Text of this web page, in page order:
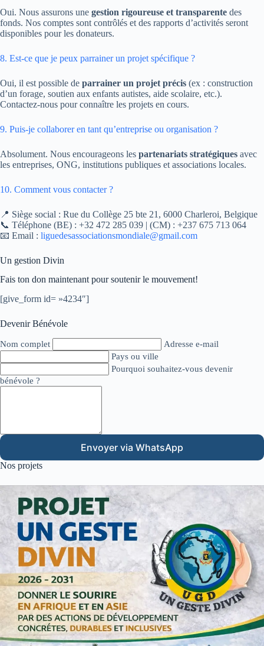
Oui. Nous assurons une gestion rigoureuse et transparente des
fonds. Nos comptes sont contrôlés et des rapports d’activités seront
disponibles pour les donateurs.
8. Est-ce que je peux parrainer un projet spécifique ?
Oui, il est possible de parrainer un projet précis (ex : construction
d’un forage, soutien aux enfants autistes, aide scolaire, etc.).
Contactez-nous pour connaître les projets en cours.
9. Puis-je collaborer en tant qu’entreprise ou organisation ?
Absolument. Nous encourageons les partenariats stratégiques avec
les entreprises, ONG, institutions publiques et associations locales.
10. Comment vous contacter ?
📍 Siège social : Rue du Collège 25 bte 21, 6000 Charleroi, Belgique
📞 Téléphone (BE) : +32 472 285 039 | (CM) : +237 675 713 064
📧 Email : liguedesassociationsmondiale@gmail.com
Un gestion Divin
Fais ton don maintenant pour soutenir le mouvement!
[give_form id= »4234″]
Devenir Bénévole
Nom complet
Adresse e-mail
Pays ou ville
Pourquoi souhaitez-vous devenir
bénévole ?
Envoyer via WhatsApp
Nos projets